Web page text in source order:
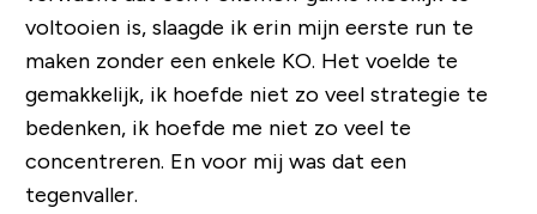
voltooien is, slaagde ik erin mijn eerste run te
maken zonder een enkele KO. Het voelde te
gemakkelijk, ik hoefde niet zo veel strategie te
bedenken, ik hoefde me niet zo veel te
concentreren. En voor mij was dat een
tegenvaller.